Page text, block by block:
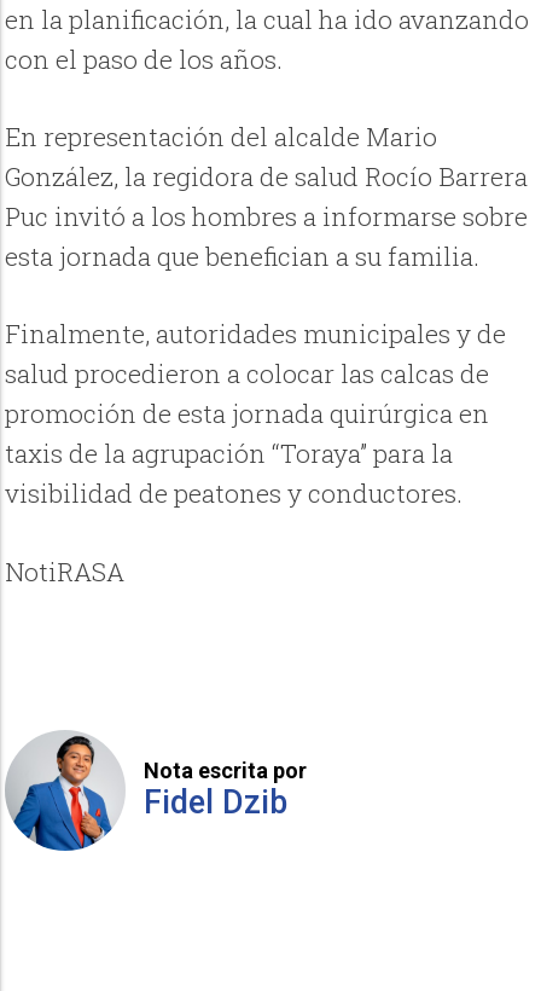
en la planificación, la cual ha ido avanzando
con el paso de los años.
En representación del alcalde Mario
González, la regidora de salud Rocío Barrera
Puc invitó a los hombres a informarse sobre
esta jornada que benefician a su familia.
Finalmente,autoridades municipales y de
salud procedieron a colocar las calcas de
promoción de esta jornada quirúrgica en
taxis de la agrupación “Toraya” para la
visibilidad de peatones y conductores.
NotiRASA
Nota escrita por
Fidel Dzib